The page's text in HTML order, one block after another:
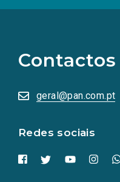
geral@pan.com.pt
Redes sociais
redes
sociais
numa
nova